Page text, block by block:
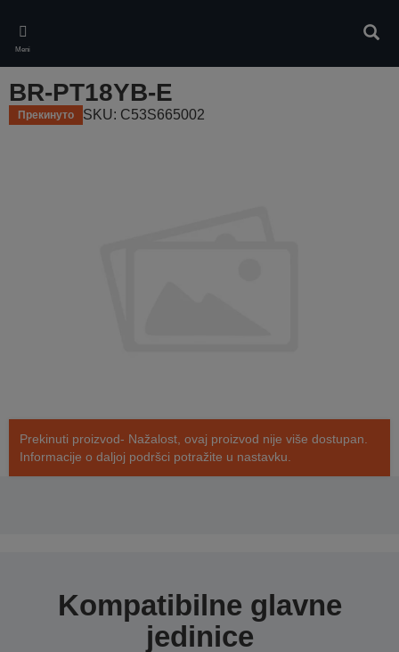
main
content
Meni
BR-PT18YB-E
Прекинуто SKU: C53S665002
Prekinuti proizvod- Nažalost, ovaj proizvod nije više dostupan.
Informacije o daljoj podršci potražite u nastavku.
Kompatibilne glavne
jedinice